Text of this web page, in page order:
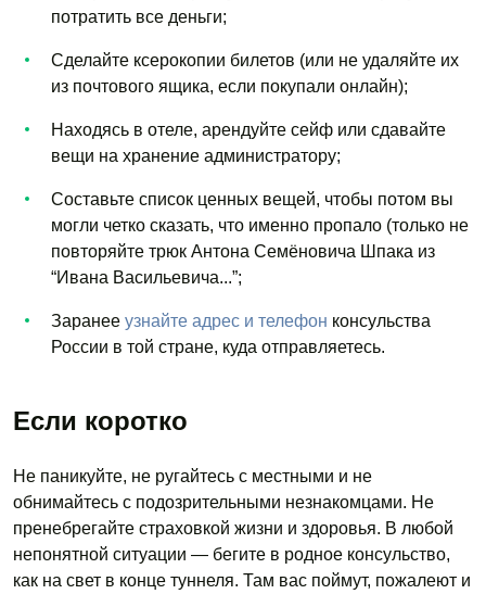
потратить все деньги;
Сделайте ксерокопии билетов (или не удаляйте их
из почтового ящика, если покупали онлайн);
Находясь в отеле, арендуйте сейф или сдавайте
вещи на хранение администратору;
Составьте список ценных вещей, чтобы потом вы
могли четко сказать, что именно пропало (только не
повторяйте трюк Антона Семёновича Шпака из
“Ивана Васильевича...”;
Заранее узнайте адрес и телефон консульства
России в той стране, куда отправляетесь.
Если коротко
Не паникуйте, не ругайтесь с местными и не
обнимайтесь с подозрительными незнакомцами. Не
пренебрегайте страховкой жизни и здоровья. В любой
непонятной ситуации — бегите в родное консульство,
как на свет в конце туннеля. Там вас поймут, пожалеют и